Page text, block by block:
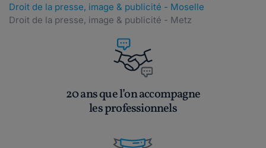
Droit de la presse, image & publicité - Moselle
Droit de la presse, image & publicité - Metz
20 ans que l’on accompagne
les professionnels